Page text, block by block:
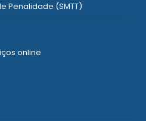
Penalidade (SMTT)
online